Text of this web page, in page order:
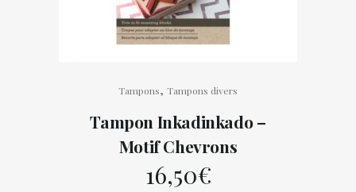
Tampons, Tampons divers
Tampon Inkadinkado –
Motif Chevrons
16,50€